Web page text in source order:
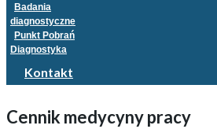
Badania
diagnostyczne
Punkt Pobrań
Diagnostyka
Kontakt
Cennik medycyny pracy